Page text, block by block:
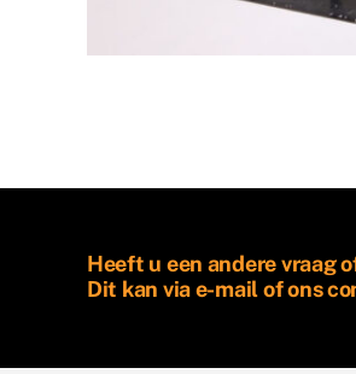
Heeft u een andere vraag
Dit kan via e-mail of ons